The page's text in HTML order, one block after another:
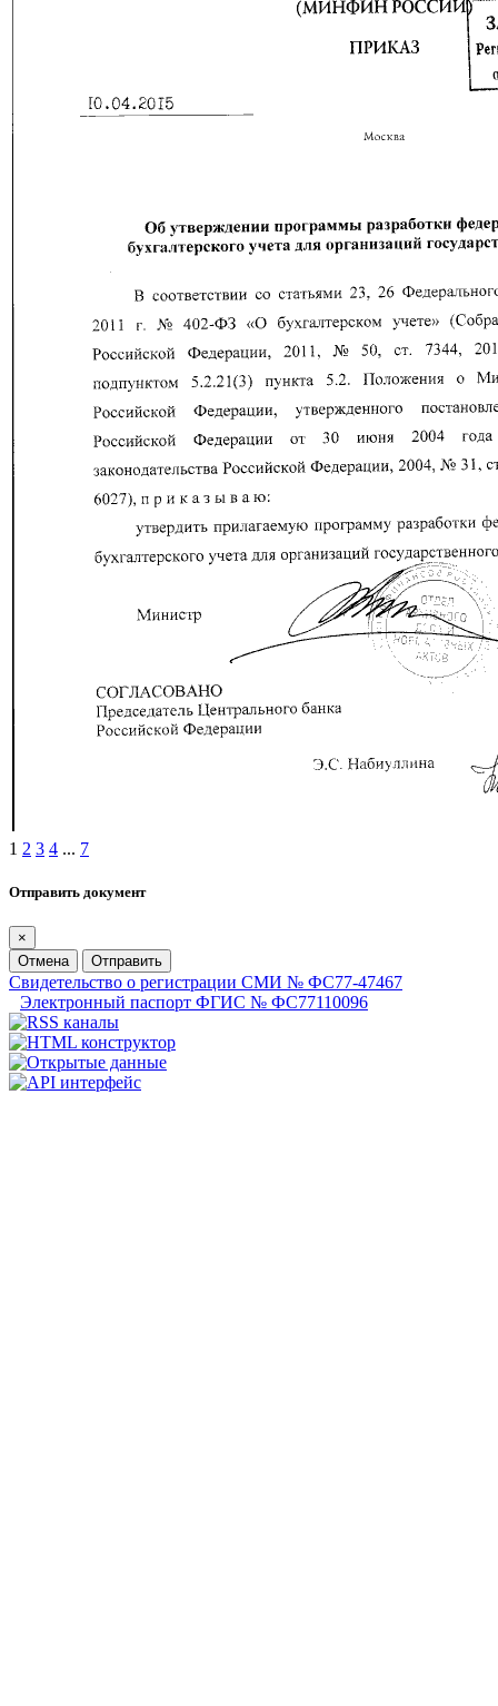
1 2 3 4 ... 7
Отправить документ
×
Отмена
Отправить
Свидетельство о регистрации СМИ № ФС77-47467
Электронный паспорт ФГИС № ФС77110096